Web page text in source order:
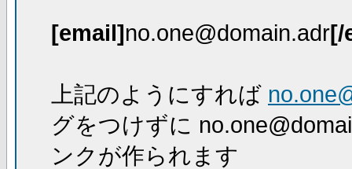
[email]no.one@domain.adr[/
上記のようにすれば
グをつけずに
ンクが作られます